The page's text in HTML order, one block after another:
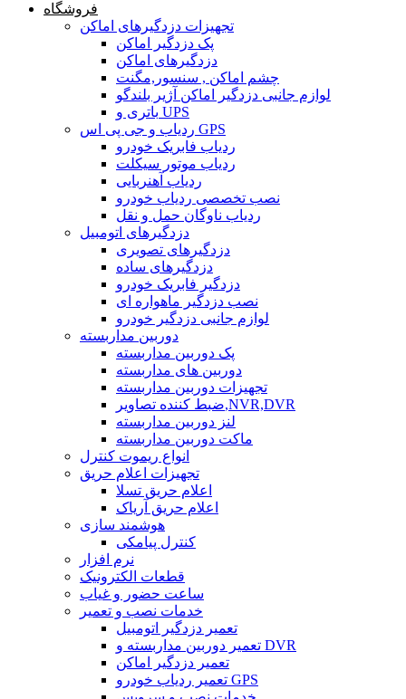
فروشگاه
تجهیزات دزدگیرهای اماکن
پک دزدگیر اماکن
دزدگیرهای اماکن
چشم اماکن , سنسور,مگنت
لوازم جانبی دزدگیر اماکن آژیر بلندگو
باتری و UPS
ردیاب و جی پی اس GPS
ردیاب فابریک خودرو
ردیاب موتور سیکلت
ردیاب آهنربایی
نصب تخصصی ردیاب خودرو
ردیاب ناوگان حمل و نقل
دزدگیرهای اتومبیل
دزدگیرهای تصویری
دزدگیرهای ساده
دزدگیر فابریک خودرو
نصب دزدگیر ماهواره ای
لوازم جانبی دزدگیر خودرو
دوربین مداربسته
پک دوربین مداربسته
دوربین های مداربسته
تجهیزات دوربین مداربسته
ضبط کننده تصاویر,NVR,DVR
لنز دوربین مداربسته
ماکت دوربین مداربسته
انواع ریموت کنترل
تجهیزات اعلام حریق
اعلام حریق تسلا
اعلام حریق آریاک
هوشمند سازی
کنترل پیامکی
نرم افزار
قطعات الکترونیک
ساعت حضور و غیاب
خدمات نصب و تعمیر
تعمیر دزدگیر اتومبیل
تعمیر دوربین مداربسته و DVR
تعمیر دزدگیر اماکن
تعمیر ردیاب خودرو GPS